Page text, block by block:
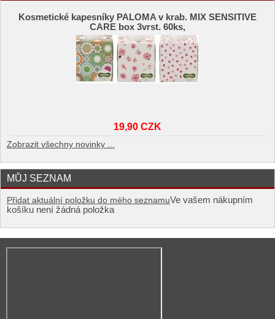
Kosmetické kapesníky PALOMA v krab. MIX SENSITIVE
CARE box 3vrst. 60ks,
19,90 CZK
Zobrazit všechny novinky ...
MŮJ SEZNAM
Přidat aktuální položku do mého seznamuVe vašem nákupním
košíku není žádná položka